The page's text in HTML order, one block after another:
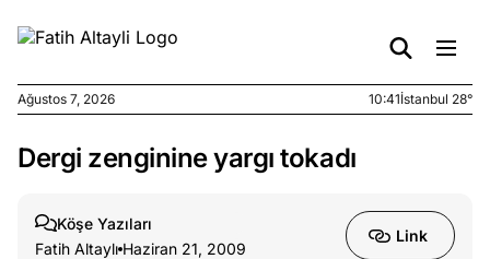
Ağustos
yasalar
Ağustos 7, 2026 10:41İstanbul 28°
Dergi zenginine yargı tokadı
Köşe Yazıları
Fatih Altaylı Haziran 21, 2009
Link